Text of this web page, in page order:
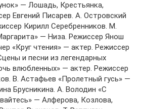
— Лошадь, Крестьянка,
Евгений Писарев. А. Островский
Кирилл Серебренников. М.
— Низа. Режиссер Янош
«Круг чтения» — актер. Режиссер
и песни из легендарных
влюбленных» — актер. Режиссер
В. Астафьев «Пролетный гусь» —
Брусникина. А. Володин «С
— Алферова, Козлова,